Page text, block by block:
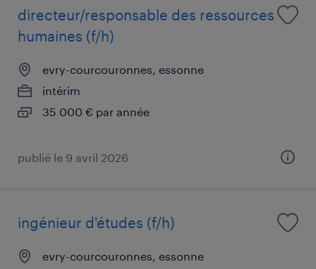
directeur/responsable des ressources
humaines (f/h)
evry-courcouronnes, essonne
intérim
35 000 € par année
publié le 9 avril 2026
ingénieur d'études (f/h)
evry-courcouronnes, essonne